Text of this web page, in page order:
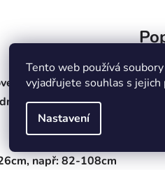
Tento web používá
vyjadřujete souhlas s
Nastavení
kraťasyprokaždodenní
. Objednejte si ještě
např: 82-108cm